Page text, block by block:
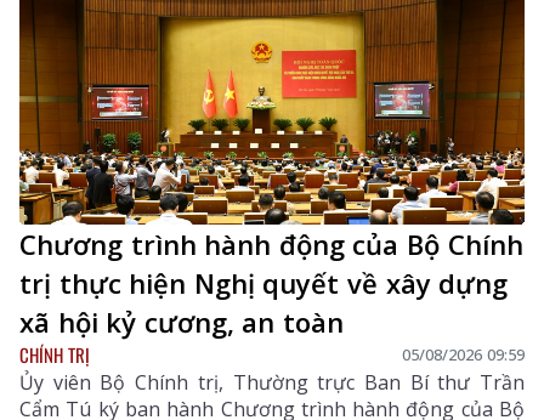
Chương trình hành động của Bộ Chính
trị thực hiện Nghị quyết về xây dựng
xã hội kỷ cương, an toàn
CHÍNH TRỊ 05/08/2026 09:59
Ủy viên Bộ Chính trị, Thường trực Ban Bí thư Trần
Cẩm Tú ký ban hành Chương trình hành động của Bộ